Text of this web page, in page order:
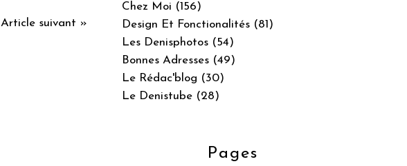
Article suivant »
Chez Moi (156)
Design Et Fonctionalités (81)
Les Denisphotos (54)
Bonnes Adresses (49)
Le Rédac'blog (30)
Le Denistube (28)
Pages